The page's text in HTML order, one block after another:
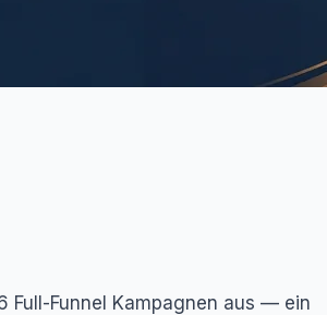
Full-Funnel Kampagnen aus — ein